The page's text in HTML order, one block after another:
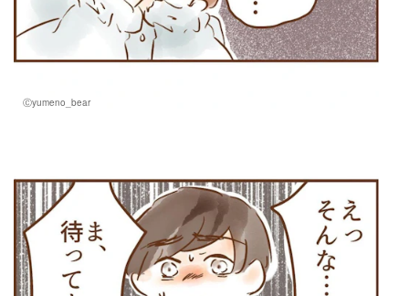
Ⓒyumeno_bear